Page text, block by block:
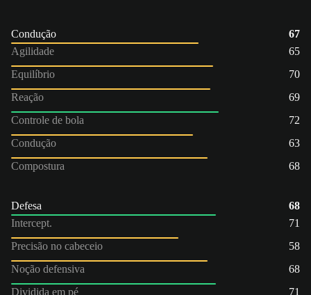
Condução
67
Agilidade
65
Equilíbrio
70
Reação
69
Controle de bola
72
Condução
63
Compostura
68
Defesa
68
Intercept.
71
Precisão no cabeceio
58
Noção defensiva
68
Dividida em pé
71